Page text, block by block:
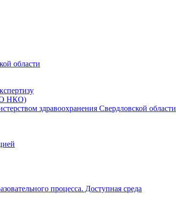
области
НКО)
здравоохранения Свердловской области
процесса. Доступная среда